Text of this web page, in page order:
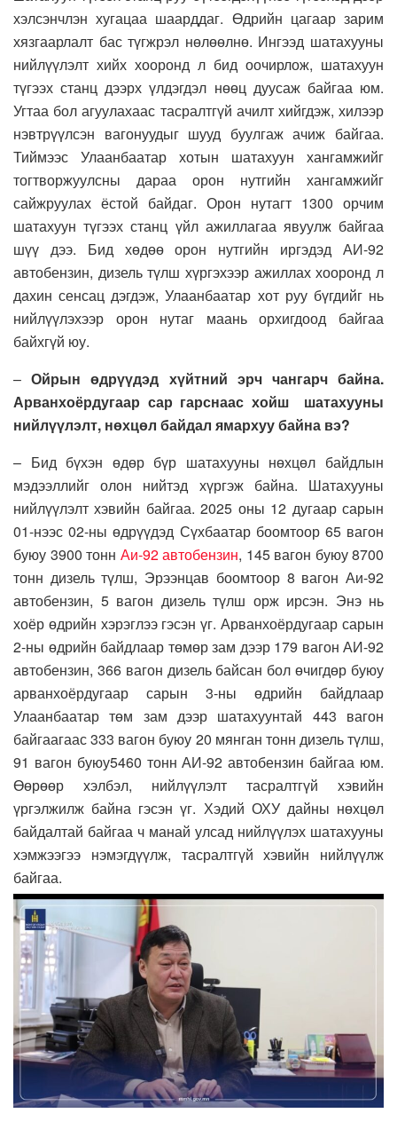
хэлсэнчлэн хугацаа шаарддаг. Өдрийн цагаар зарим
хязгаарлалт бас түгжрэл нөлөөлнө. Ингээд шатахууны
нийлүүлэлт хийх хооронд л бид оочирлож, шатахуун
түгээх станц дээрх үлдэгдэл нөөц дуусаж байгаа юм.
Угтаа бол агуулахаас тасралтгүй ачилт хийгдэж, хилээр
нэвтрүүлсэн вагонуудыг шууд буулгаж ачиж байгаа.
Тиймээс Улаанбаатар хотын шатахуун хангамжийг
тогтворжуулсны дараа орон нутгийн хангамжийг
сайжруулах ёстой байдаг. Орон нутагт 1300 орчим
шатахуун түгээх станц үйл ажиллагаа явуулж байгаа
шүү дээ. Бид хөдөө орон нутгийн иргэдэд АИ-92
автобензин, дизель түлш хүргэхээр ажиллах хооронд л
дахин сенсац дэгдэж, Улаанбаатар хот руу бүгдийг нь
нийлүүлэхээр орон нутаг маань орхигдоод байгаа
байхгүй юу.
–Ойрын өдрүүдэд хүйтний эрч чангарч байна.
Арванхоёрдугаар сар гарснаас хойш шатахууны
нийлүүлэлт, нөхцөл байдал ямархуу байна вэ?
– Бид бүхэн өдөр бүр шатахууны нөхцөл байдлын
мэдээллийг олон нийтэд хүргэж байна. Шатахууны
нийлүүлэлт хэвийн байгаа. 2025 оны 12 дугаар сарын
01-нээс 02-ны өдрүүдэд Сүхбаатар боомтоор 65 вагон
буюу 3900 тонн Аи-92 автобензин, 145 вагон буюу 8700
тонн дизель түлш, Эрээнцав боомтоор 8 вагон Аи-92
автобензин, 5 вагон дизель түлш орж ирсэн. Энэ нь
хоёр өдрийн хэрэглээ гэсэн үг. Арванхоёрдугаар сарын
2-ны өдрийн байдлаар төмөр зам дээр 179 вагон АИ-92
автобензин, 366 вагон дизель байсан бол өчигдөр буюу
арванхоёрдугаар сарын 3-ны өдрийн байдлаар
Улаанбаатар төм зам дээр шатахуунтай 443 вагон
байгаагаас 333 вагон буюу 20 мянган тонн дизель түлш,
91 вагон буюу5460 тонн АИ-92 автобензин байгаа юм.
Өөрөөр хэлбэл, нийлүүлэлт тасралтгүй хэвийн
үргэлжилж байна гэсэн үг. Хэдий ОХУ дайны нөхцөл
байдалтай байгаа ч манай улсад нийлүүлэх шатахууны
хэмжээгээ нэмэгдүүлж, тасралтгүй хэвийн нийлүүлж
байгаа.